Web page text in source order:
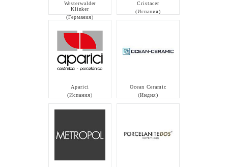
Westerwalder
Klinker
(Германия)
Cristacer
(Испания)
Aparici
(Испания)
Ocean Ceramic
(Индия)